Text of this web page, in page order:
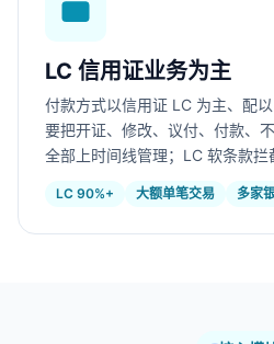
LC 信用证业务为主
付款方式以信用证 LC 为主、配
要把开证、修改、议付、付款、
全部上时间线管理；LC 软条款拦
LC 90%+ 大额单笔交易 多家